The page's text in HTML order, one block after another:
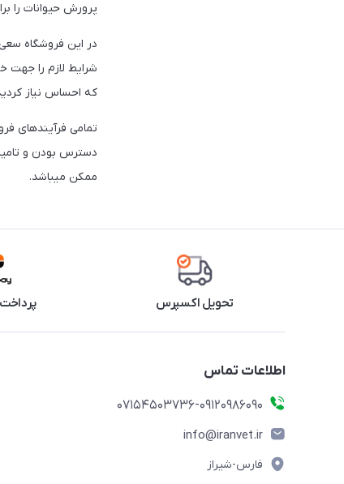
پرورش حیوانات را
در این فروشگاه
شرایط لازم را جهت
که احساس نیاز
تمامی فرآیندهای
دسترس بودن و
ممکن میباشد.
تحویل اکسپرس
اطلاعات تماس
07154503736-09120986090
info@iranvet.ir
فارس-شیراز